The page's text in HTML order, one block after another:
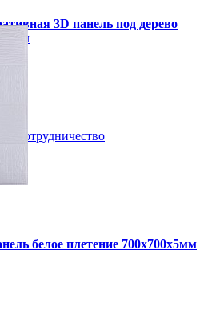
3D панель под дерево
Сотрудничество
белое плетение 700x700x5мм